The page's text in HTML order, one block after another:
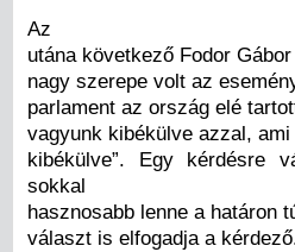
Az
utána következő Fodor
nagy szerepe volt az
parlament az ország elé
vagyunk kibékülve azzal,
kibékülve”. Egy kérdésre
sokkal
hasznosabb lenne a határon
választ is elfogadja a